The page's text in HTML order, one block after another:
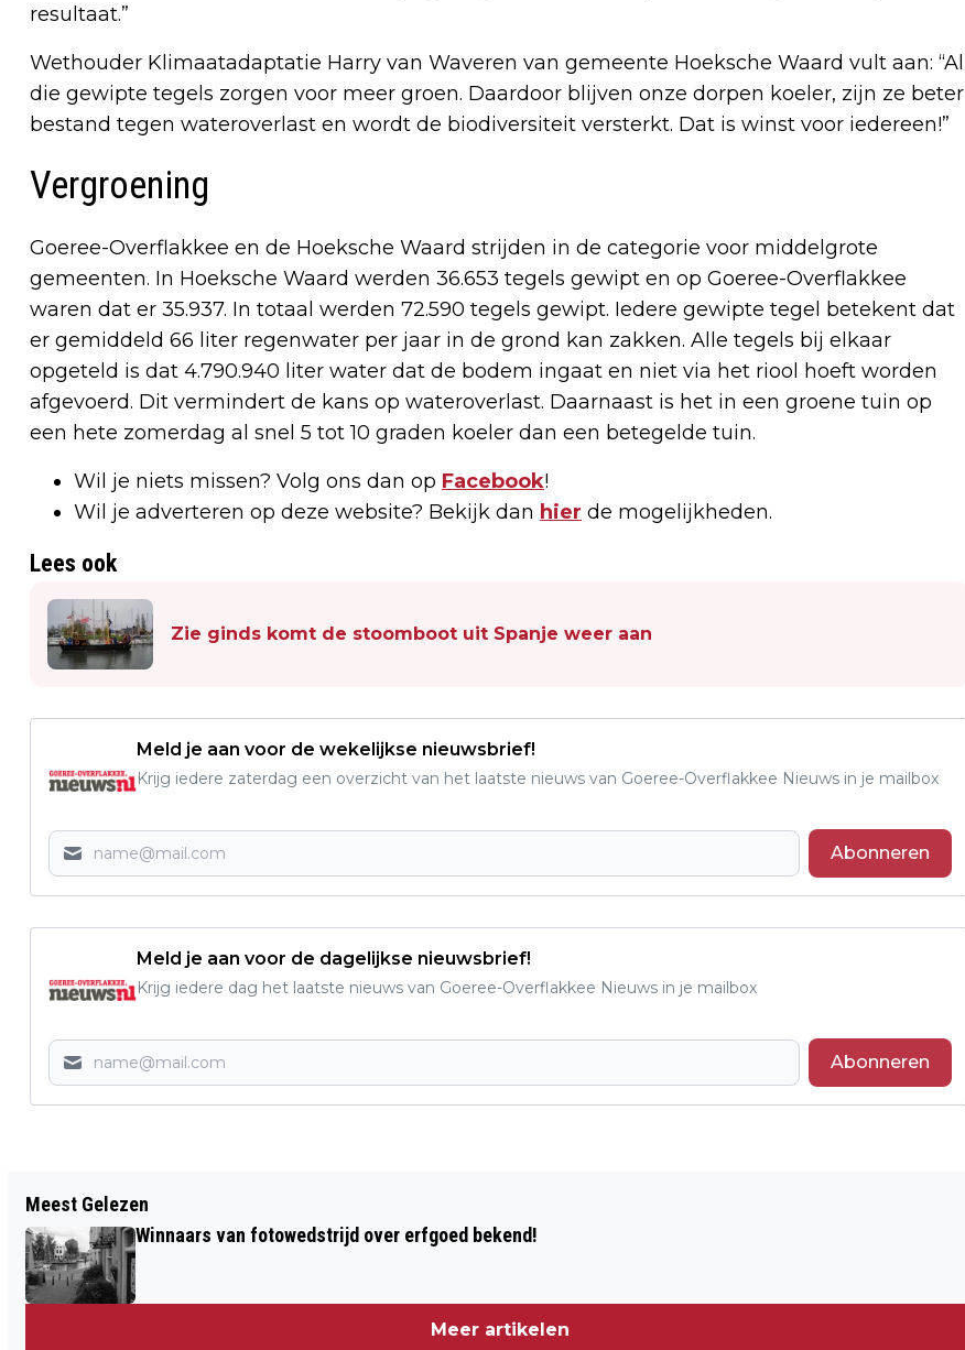
resultaat.”
Wethouder Klimaatadaptatie Harry van Waveren van gemeente Hoeksche Waard vult aan: “Al
die gewipte tegels zorgen voor meer groen. Daardoor blijven onze dorpen koeler, zijn ze beter
bestand tegen wateroverlast en wordt de biodiversiteit versterkt. Dat is winst voor iedereen!”
Vergroening
Goeree-Overflakkee en de Hoeksche Waard strijden in de categorie voor middelgrote
gemeenten. In Hoeksche Waard werden 36.653 tegels gewipt en op Goeree-Overflakkee
waren dat er 35.937. In totaal werden 72.590 tegels gewipt. Iedere gewipte tegel betekent dat
er gemiddeld 66 liter regenwater per jaar in de grond kan zakken. Alle tegels bij elkaar
opgeteld is dat 4.790.940 liter water dat de bodem ingaat en niet via het riool hoeft worden
afgevoerd. Dit vermindert de kans op wateroverlast. Daarnaast is het in een groene tuin op
een hete zomerdag al snel 5 tot 10 graden koeler dan een betegelde tuin.
Wil je niets missen? Volg ons dan op Facebook!
Wil je adverteren op deze website? Bekijk dan hier de mogelijkheden.
Lees ook
Zie ginds komt de stoomboot uit Spanje weer aan
Meld je aan voor de wekelijkse nieuwsbrief!
Krijg iedere zaterdag een overzicht van het laatste nieuws van Goeree-Overflakkee Nieuws in je mailbox
Abonneren
Meld je aan voor de dagelijkse nieuwsbrief!
Krijg iedere dag het laatste nieuws van Goeree-Overflakkee Nieuws in je mailbox
Abonneren
GENOEG TE DOEN EN TE WINNEN IN
OUDDORP CENTRUM
VANWEGE FEESTDAGENDRUKTE
Meest Gelezen
Winnaars van fotowedstrijd over erfgoed bekend!
Meer artikelen